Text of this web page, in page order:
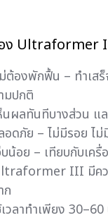
ง Ultraformer
ต้องพักฟื้น – ทำเสร็
มปกติ
นผลทันทีบางส่วน แ
อดภัย – ไม่มีรอย ไ
บน้อย – เทียบกับเค
III มีคว
ก
เวลาทำเพียง